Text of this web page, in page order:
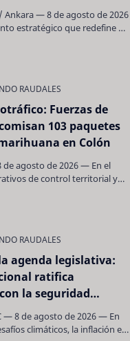
Ankara — 8 de agosto de 2026
estratégico que redefine el
Fuerzas de
103 paquetes
en Colón
de 2026 — En el
de control territorial y
agenda legislativa:
ratifica
la seguridad
Honduras
8 de agosto de 2026 — En
climáticos, la inflación en